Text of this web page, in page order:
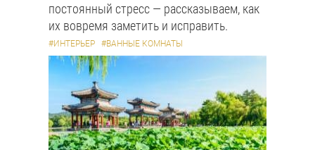
постоянный стресс — рассказываем, как
их вовремя заметить и исправить.
#ИНТЕРЬЕР #ВАННЫЕ КОМНАТЫ